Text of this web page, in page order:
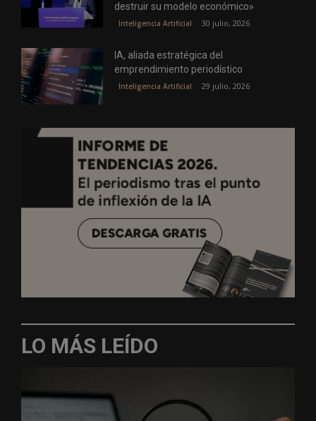
destruir su modelo económico»
Inteligencia Artificial 30 julio, 2026
IA, aliada estratégica del
emprendimiento periodístico
Inteligencia Artificial 29 julio, 2026
LO MÁS LEÍDO